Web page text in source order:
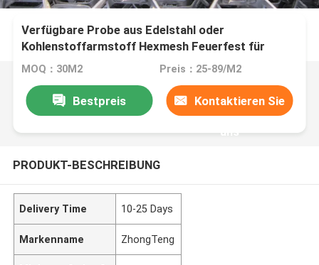
Verfügbare Probe aus Edelstahl oder
Kohlenstoffarmstoff Hexmesh Feuerfest für
Feuerfestes Material
MOQ：30M2 Preis：25-89/M2
Bestpreis Kontaktieren Sie
uns
PRODUKT-BESCHREIBUNG
Delivery Time 10-25 Days
Markenname ZhongTeng